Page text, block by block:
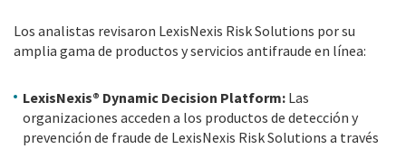
Los analistas revisaron LexisNexis Risk Solutions por su
amplia gama de productos y servicios antifraude en línea:
LexisNexis® Dynamic Decision Platform: Las
organizaciones acceden a los productos de detección y
prevención de fraude de LexisNexis Risk Solutions a través